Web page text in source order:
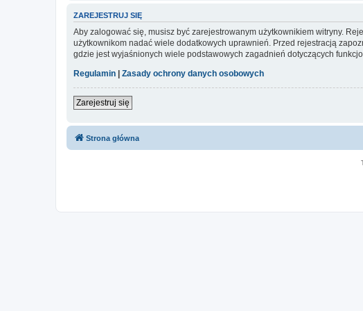
ZAREJESTRUJ SIĘ
Aby zalogować się, musisz być zarejestrowanym użytkownikiem witryny.
użytkownikom nadać wiele dodatkowych uprawnień. Przed rejestracją
gdzie jest wyjaśnionych wiele podstawowych zagadnień dotyczących
Regulamin | Zasady ochrony danych osobowych
Zarejestruj się
Strona główna